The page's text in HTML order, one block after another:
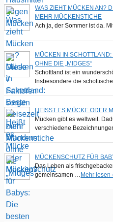
WAS ZIEHT MÜCKEN AN?
MEHR MÜCKENSTICHE
Ach ja, der Sommer ist da.
MÜCKEN IN
OHNE DIE „MIDGES“
Schottland ist ein
Insbesondere die
HEISST ES MÜCKE ODER
Mücken gibt es weltweit.
verschiedene
MÜCKENSCHUTZ FÜR
Das Leben als
gemeinsamen … Mehr lesen